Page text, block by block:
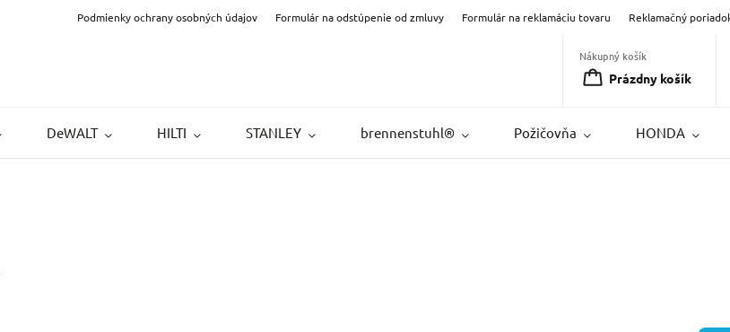
Podmienky ochrany osobných údajov Formulár na odstúpenie od zmluvy Formulár na reklamáciu tovaru Reklamačný
Nákupný košík
Prázdny košík
DeWALT HILTI STANLEY brennenstuhl® Požičovňa HONDA